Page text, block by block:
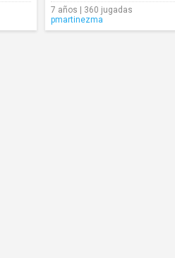
7 años | 360 jugadas
pmartinezma